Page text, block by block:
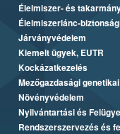
Élelmiszer- és
Élelmiszerlánc-
Járványvédelem
Kiemelt ügyek, EUTR
Kockázatkezelés
Mezőgazdasági
Növényvédelem
Nyilvántartási és
Rendszerszervezés és